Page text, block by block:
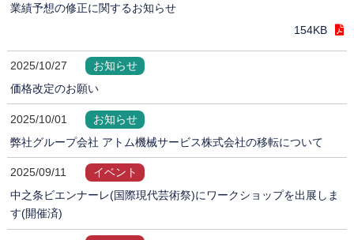
業績予想の修正に関するお知らせ
154KB
2025/10/27
お知らせ
価格改定のお願い
2025/10/01
お知らせ
弊社グループ会社 アトム機械サービス株式会社の移転について
2025/09/11
イベント
中之条ビエンナーレ(国際現代芸術祭)にワークショップを出展しま
す(開催済)